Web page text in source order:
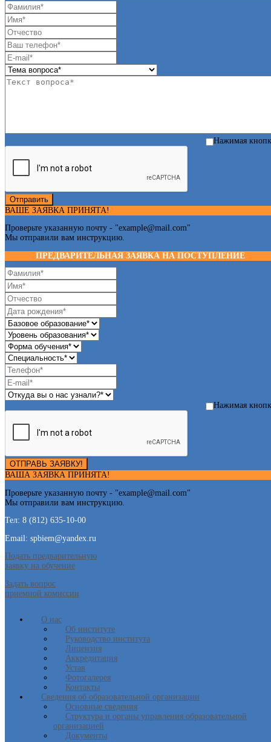
Нажимая
Отправить
ВАШЕ ЗАЯВКА ПРИНЯТА!
Проверьте указанную почту - "example@mail.com"
Мы отправили вам инструкцию.
ПРЕДВАРИТЕЛЬНАЯ ЗАЯВКА НА ПОСТУПЛЕНИЕ
Нажимая
ОТПРАВЬ ЗАЯВКУ!
ВАША ЗАЯВКА ПРИНЯТА!
Проверьте указанную почту - "example@mail.com"
Мы отправили вам инструкцию.
Тел: 8 (812) 635-10-00
Email: spbiem@yandex.ru
Подать предварительную
заявку на обучение
Задать вопрос
приемной комиссии
О нас
Об институте
Руководство института
Лицензия
Аккредитация
Устав
Фотогалерея
Контакты
Сведения об образовательной организации
Основные сведения
Структура и органы управления образовательной
организацией
Документы